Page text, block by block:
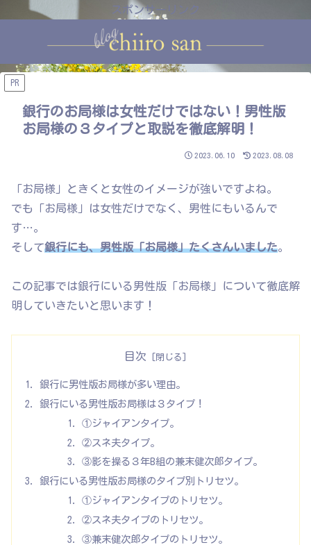
スポンサーリンク
PR
銀行のお局様は女性だけではない！男性版
お局様の３タイプと取説を徹底解明！
2023.06.10 2023.08.08
「お局様」ときくと女性のイメージが強いですよね。
でも「お局様」は女性だけでなく、男性にもいるんで
す…。
そして銀行にも、男性版「お局様」たくさんいました。
この記事では銀行にいる男性版「お局様」について徹底解
明していきたいと思います！
目次
銀行に男性版お局様が多い理由。
銀行にいる男性版お局様は３タイプ！
①ジャイアンタイプ。
②スネ夫タイプ。
③影を操る３年B組の兼末健次郎タイプ。
銀行にいる男性版お局様のタイプ別トリセツ。
①ジャイアンタイプのトリセツ。
②スネ夫タイプのトリセツ。
③兼末健次郎タイプのトリセツ。